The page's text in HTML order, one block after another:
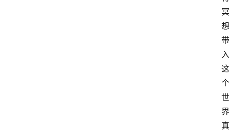
冥
想
带
入
这
个
世
界
真